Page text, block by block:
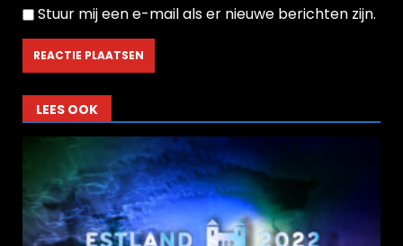
Stuur mij een e-mail als er nieuwe berichten zijn.
LEES OOK